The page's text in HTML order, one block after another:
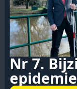
Nr 7.
epidemie